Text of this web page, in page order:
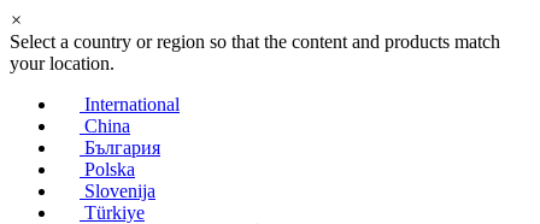
×
Select a country or region so that the content and products match
your location.
International
China
България
Polska
Slovenija
Türkiye